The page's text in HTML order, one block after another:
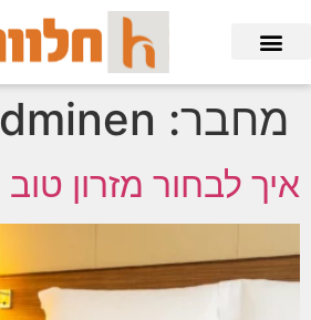
מחבר:
איך לבחור מזרון טוב